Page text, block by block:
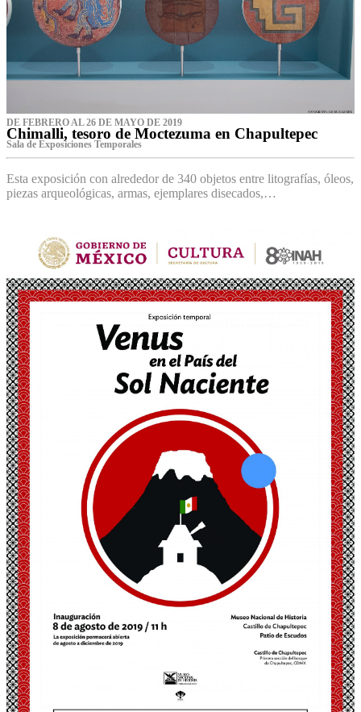
DE FEBRERO AL 26 DE MAYO DE 2019
Chimalli, tesoro de Moctezuma en Chapultepec
Sala de Exposiciones Temporales
Esta exposición con alrededor de 340 objetos entre litografías, óleos,
piezas arqueológicas, armas, ejemplares disecados,…